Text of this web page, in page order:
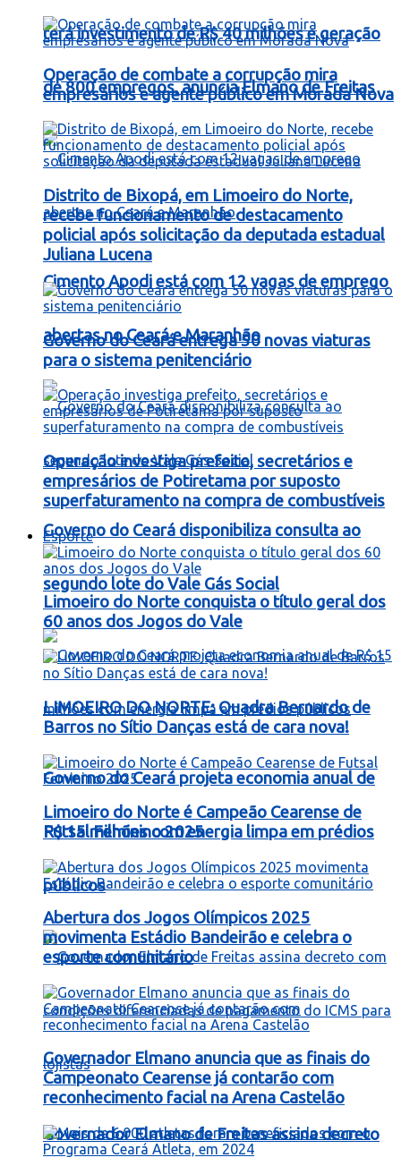
terá investimento de R$ 40 milhões e geração
de 800 empregos, anuncia Elmano de Freitas
Cimento Apodi está com 12 vagas de emprego
abertas no Ceará e Maranhão
Governo do Ceará disponibiliza consulta ao
segundo lote do Vale Gás Social
Governo do Ceará projeta economia anual de
R$ 15 milhões com energia limpa em prédios
públicos
Governador Elmano de Freitas assina decreto
Operação de combate a corrupção mira
empresários e agente público em Morada Nova
Distrito de Bixopá, em Limoeiro do Norte,
recebe funcionamento de destacamento
policial após solicitação da deputada estadual
Juliana Lucena
Governo do Ceará entrega 50 novas viaturas
para o sistema penitenciário
Operação investiga prefeito, secretários e
empresários de Potiretama por suposto
superfaturamento na compra de combustíveis
Esporte
Limoeiro do Norte conquista o título geral dos
60 anos dos Jogos do Vale
LIMOEIRO DO NORTE: Quadra Bernardo de
Barros no Sítio Danças está de cara nova!
Limoeiro do Norte é Campeão Cearense de
Futsal Feminino 2025
Abertura dos Jogos Olímpicos 2025
movimenta Estádio Bandeirão e celebra o
esporte comunitário
Governador Elmano anuncia que as finais do
Campeonato Cearense já contarão com
reconhecimento facial na Arena Castelão